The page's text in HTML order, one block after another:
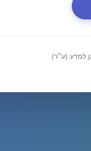
למדע (ע״ר)